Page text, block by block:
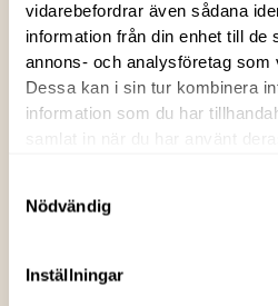
vidarebefordrar även sådana
information från din enhet till de
annons- och analysföretag som
Dessa kan i sin tur kombinera
information som du har
samlat in när du har använt
Nödvändig
Inställningar
På fredag är det ett nytt
Kom och gör oss sällskap för
sagostund tillsammans med
Dressmann och Nikita Hair på
Alla är välkomna och
mellan 0-6 år. Deltagandet